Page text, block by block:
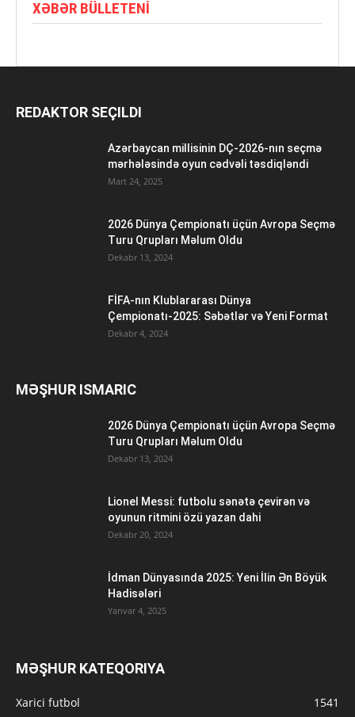
XƏBƏR BÜLLETENI
REDAKTOR SEÇILDI
Azərbaycan millisinin DÇ-2026-nın seçmə
mərhələsində oyun cədvəli təsdiqləndi
Mart 24, 2025
2026 Dünya Çempionatı üçün Avropa Seçmə
Turu Qrupları Məlum Oldu
Dekabr 13, 2024
FİFA-nın Klublararası Dünya
Çempionatı-2025: Səbətlər və Yeni Format
Dekabr 4, 2024
MƏŞHUR ISMARIC
2026 Dünya Çempionatı üçün Avropa Seçmə
Turu Qrupları Məlum Oldu
Dekabr 13, 2024
Lionel Messi: futbolu sənətə çevirən və
oyunun ritmini özü yazan dahi
Dekabr 20, 2024
İdman Dünyasında 2025: Yeni İlin Ən Böyük
Hadisələri
Yanvar 4, 2025
MƏŞHUR KATEQORIYA
Xarici futbol
1541